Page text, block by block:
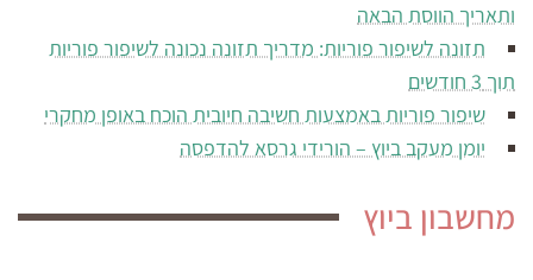
ותאריך הווסת הבאה
תזונה לשיפור פוריות: מדריך תזונה נכונה לשיפור פוריות
תוך 3 חודשים
שיפור פוריות באמצעות חשיבה חיובית הוכח באופן מחקרי
יומן מעקב ביוץ – הורידי גרסא להדפסה
מחשבון ביוץ